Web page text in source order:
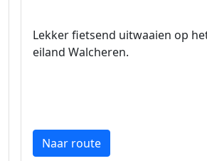
Lekker fietsend uitwaaien op
eiland Walcheren.
Naar route